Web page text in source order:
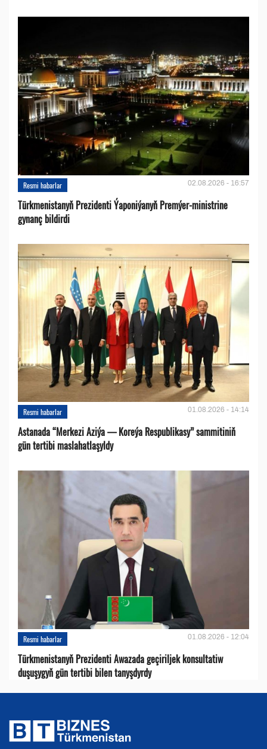
Resmi habarlar 02.08.2026 - 16:57
Türkmenistanyň Prezidenti Ýaponiýanyň Premýer-ministrine
gynanç bildirdi
Resmi habarlar 01.08.2026 - 14:14
Astanada “Merkezi Aziýa — Koreýa Respublikasy” sammitiniň
gün tertibi maslahatlaşyldy
Resmi habarlar 01.08.2026 - 12:04
Türkmenistanyň Prezidenti Awazada geçiriljek konsultatiw
duşuşygyň gün tertibi bilen tanyşdyrdy